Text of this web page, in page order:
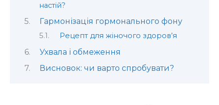
настій?
Гармонізація гормонального фону
Рецепт для жіночого здоров’я
Ухвала і обмеження
Висновок: чи варто спробувати?